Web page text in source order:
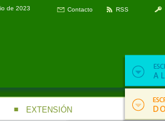
de 2023 Contacto RSS
EXTENSIÓN